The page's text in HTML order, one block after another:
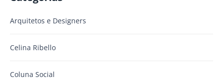
Arquitetos e Designers
Celina Ribello
Coluna Social